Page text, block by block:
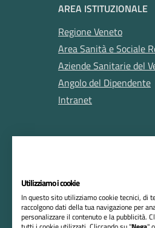
AREA ISTITUZIONALE
Regione Veneto
Area Sanità e Sociale
Aziende Sanitarie del
Angolo del Dipendente
Intranet
RIFERIMENTI
Utilizziamo i cookie
In questo sito utilizziamo cookie tecnici, di
raccolgono dati della tua navigazione per
personalizzare il contenuto e la pubblicità.